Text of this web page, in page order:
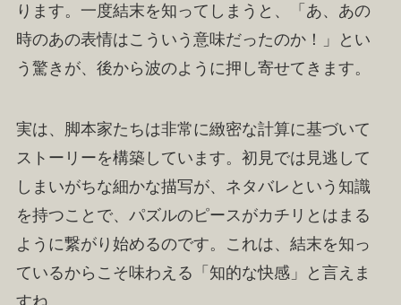
ります。一度結末を知ってしまうと、「あ、あの
時のあの表情はこういう意味だったのか！」とい
う驚きが、後から波のように押し寄せてきます。
実は、脚本家たちは非常に緻密な計算に基づいて
ストーリーを構築しています。初見では見逃して
しまいがちな細かな描写が、ネタバレという知識
を持つことで、パズルのピースがカチリとはまる
ように繋がり始めるのです。これは、結末を知っ
ているからこそ味わえる「知的な快感」と言えま
すね。